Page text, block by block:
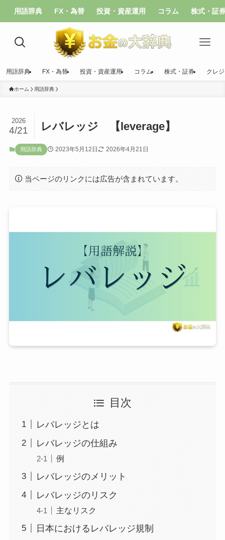
用語辞典 FX・為替 投資・資産運用 コラム 株式・証
用語辞典 FX・為替 投資・資産運用 コラム 株式・証券 クレ
ホーム 用語辞典
レバレッジ 【leverage】
2026
4/21
用語辞典 2023年5月12日 2026年4月21日
当ページのリンクには広告が含まれています。
目次
レバレッジとは
レバレッジの仕組み
例
レバレッジのメリット
レバレッジのリスク
主なリスク
日本におけるレバレッジ規制